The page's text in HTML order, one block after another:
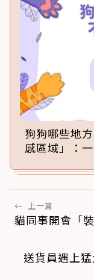
狗狗哪些地
感區域」：
← 上一篇
貓同事開會「
送貨員遇上